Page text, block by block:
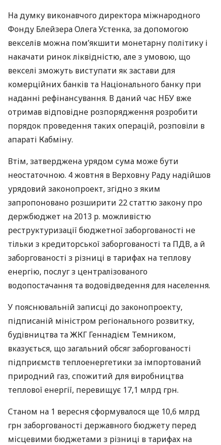
На думку виконавчого директора міжнародного
Фонду Блейзера Олега Устенка, за допомогою
векселів можна пом’якшити монетарну політику і
накачати ринок ліквідністю, але з умовою, що
векселі зможуть виступати як застави для
комерційних банків та Національного банку при
наданні рефінансування. В даний час НБУ вже
отримав відповідне розпорядження розробити
порядок проведення таких операцій, розповіли в
апараті Кабміну.
Втім, затверджена урядом сума може бути
неостаточною. 4 жовтня в Верховну Раду надійшов
урядовий законопроект, згідно з яким
запропоновано розширити 22 статтю закону про
держбюджет на 2013 р. можливістю
реструктуризації бюджетної заборгованості не
тільки з кредиторської заборгованості та ПДВ, а й
заборгованості з різниці в тарифах на теплову
енергію, послуг з централізованого
водопостачання та водовідведення для населення.
У пояснювальній записці до законопроекту,
підписаній міністром регіонального розвитку,
будівництва таЖКГ Геннадієм Темником,
вказується, що загальний обсяг заборгованості
підприємств теплоенергетики за імпортований
природний газ, спожитий для виробництва
теплової енергії, перевищує 17,1 млрд грн.
Станом на 1 вересня сформувалося ще 10,6 млрд
грн заборгованості державного бюджету перед
місцевими бюджетами з різниці в тарифах на